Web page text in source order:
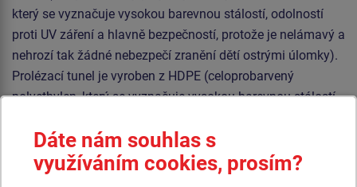
který se vyznačuje vysokou barevnou stálostí, odolností
proti UV záření a hlavně bezpečností, protože je nelámavý a
nehrozí tak žádné nebezpečí zranění dětí ostrými úlomky).
Prolézací tunel je vyroben z HDPE (celoprobarvený
polyethylen, který se vyznačuje vysokou barevnou stálostí
pozinkovaný nebo nerezový.
Dáte nám souhlas s
využíváním cookies, prosím?